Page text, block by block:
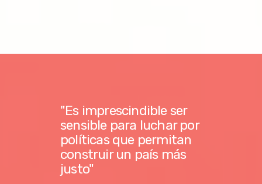
"Es imprescindible ser
sensible para luchar por
políticas que permitan
construir un país más
justo"